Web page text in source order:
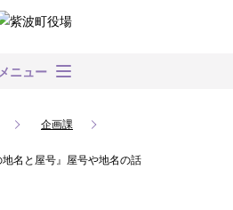
メニュー
企画課
名と屋号』屋号や地名の話